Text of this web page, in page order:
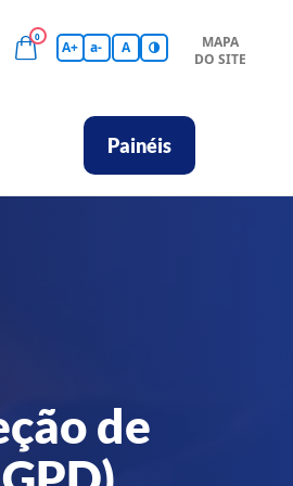
Hub de Conhecimentos
0
A+ a- A
MAPA
DO SITE
Painéis
de